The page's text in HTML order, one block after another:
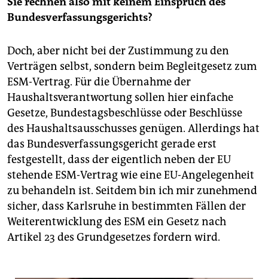
Bundesverfassungsgerichts?
Doch, aber nicht bei der Zustimmung zu den
Verträgen selbst, sondern beim Begleitgesetz zum
ESM-Vertrag. Für die Übernahme der
Haushaltsverantwortung sollen hier einfache
Gesetze, Bundestagsbeschlüsse oder Beschlüsse
des Haushaltsausschusses genügen. Allerdings hat
das Bundesverfassungsgericht gerade erst
festgestellt, dass der eigentlich neben der EU
stehende ESM-Vertrag wie eine EU-Angelegenheit
zu behandeln ist. Seitdem bin ich mir zunehmend
sicher, dass Karlsruhe in bestimmten Fällen der
Weiterentwicklung des ESM ein Gesetz nach
Artikel 23 des Grundgesetzes fordern wird.